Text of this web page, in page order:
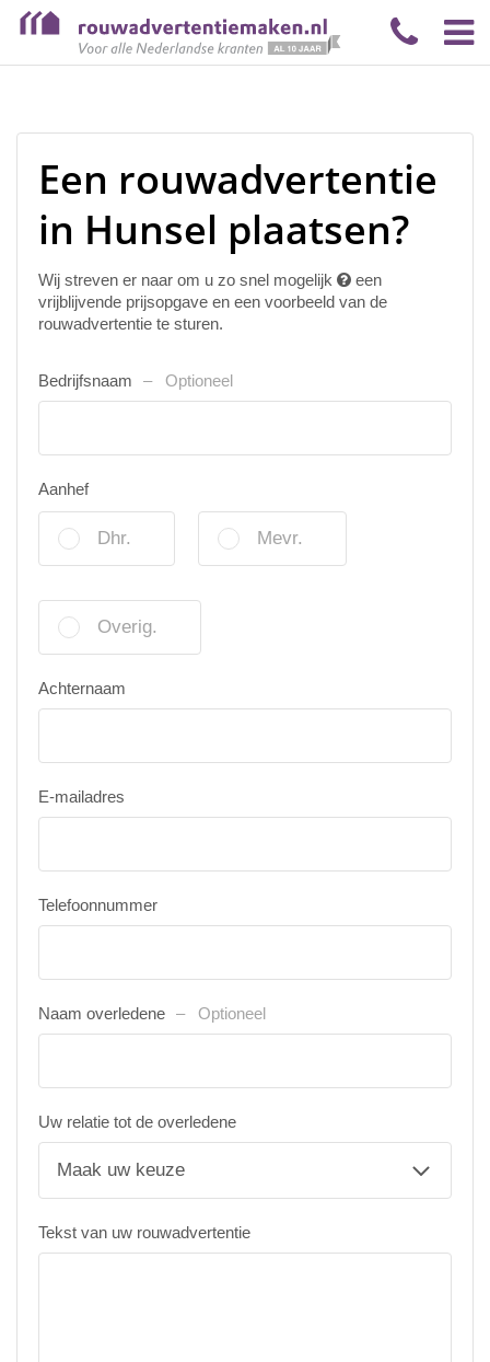
Een rouwadvertentie
in Hunsel plaatsen?
Wij streven er naar om u zo snel mogelijk
een
vrijblijvende prijsopgave en een voorbeeld van de
rouwadvertentie te sturen.
Bedrijfsnaam Optioneel
Aanhef
Dhr. Mevr.
Overig.
Achternaam
E-mailadres
Telefoonnummer
Naam overledene Optioneel
Uw relatie tot de overledene
Tekst van uw rouwadvertentie